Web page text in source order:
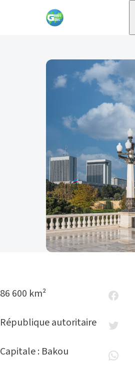
Skip to content
86 600 km²
République autoritaire
Capitale : Bakou